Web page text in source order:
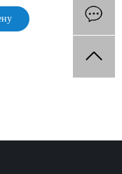
потенциометр с
Это дуплекс? Это
компания
вам о принципе